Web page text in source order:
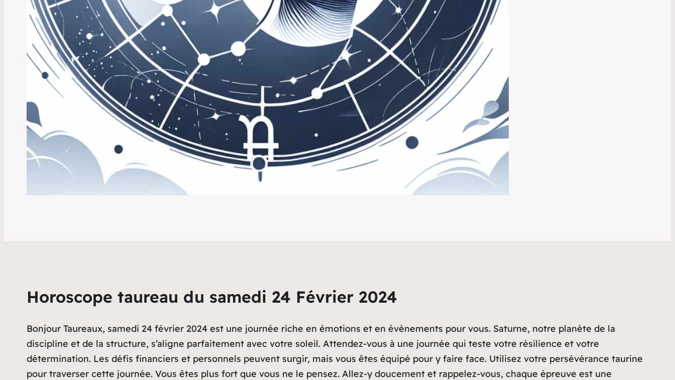
Horoscope taureau du samedi 24 Février 2024
Bonjour Taureaux, samedi 24 février 2024 est une journée riche en émotions et en évènements pour vous. Saturne, notre planète de la
discipline et de la structure, s’aligne parfaitement avec votre soleil. Attendez-vous à une journée qui teste votre résilience et votre
détermination. Les défis financiers et personnels peuvent surgir, mais vous êtes équipé pour y faire face. Utilisez votre persévérance taurine
pour traverser cette journée. Vous êtes plus fort que vous ne le pensez. Allez-y doucement et rappelez-vous, chaque épreuve est une